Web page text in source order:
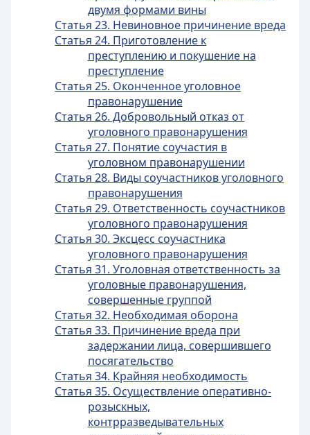
двумя формами вины
Статья 23. Невиновное причинение вреда
Статья 24. Приготовление к
преступлению и покушение на
преступление
Статья 25. Оконченное уголовное
правонарушение
Статья 26. Добровольный отказ от
уголовного правонарушения
Статья 27. Понятие соучастия в
уголовном правонарушении
Статья 28. Виды соучастников уголовного
правонарушения
Статья 29. Ответственность соучастников
уголовного правонарушения
Статья 30. Эксцесс соучастника
уголовного правонарушения
Статья 31. Уголовная ответственность за
уголовные правонарушения,
совершенные группой
Статья 32. Необходимая оборона
Статья 33. Причинение вреда при
задержании лица, совершившего
посягательство
Статья 34. Крайняя необходимость
Статья 35. Осуществление оперативно-
розыскных,
контрразведывательных